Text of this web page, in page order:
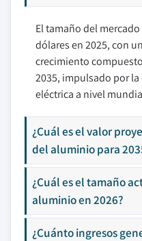
El tamaño del
dólares en 2025, con
crecimiento
2035, impulsado por
eléctrica a nivel
¿Cuál es el valor
del aluminio para
¿Cuál es el tamaño
aluminio en 2026?
¿Cuánto ingresos